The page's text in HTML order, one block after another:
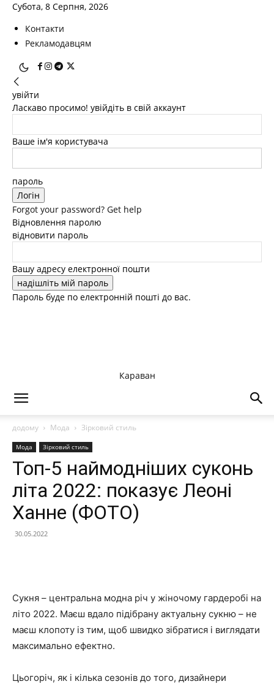
Субота, 8 Серпня, 2026
Контакти
Рекламодавцям
увійти
Ласкаво просимо! увійдіть в свій аккаунт
Ваше ім'я користувача
пароль
Forgot your password? Get help
Відновлення паролю
відновити пароль
Вашу адресу електронної пошти
Пароль буде по електронній пошті до вас.
Караван
додому Мода Зірковий стиль
Мода Зірковий стиль
Топ-5 наймодніших суконь
літа 2022: показує Леоні
Ханне (ФОТО)
30.05.2022
Сукня – центральна модна річ у жіночому гардеробі на
літо 2022. Маєш вдало підібрану актуальну сукню – не
маєш клопоту із тим, щоб швидко зібратися і виглядати
максимально ефектно.
Цьогоріч, як і кілька сезонів до того, дизайнери